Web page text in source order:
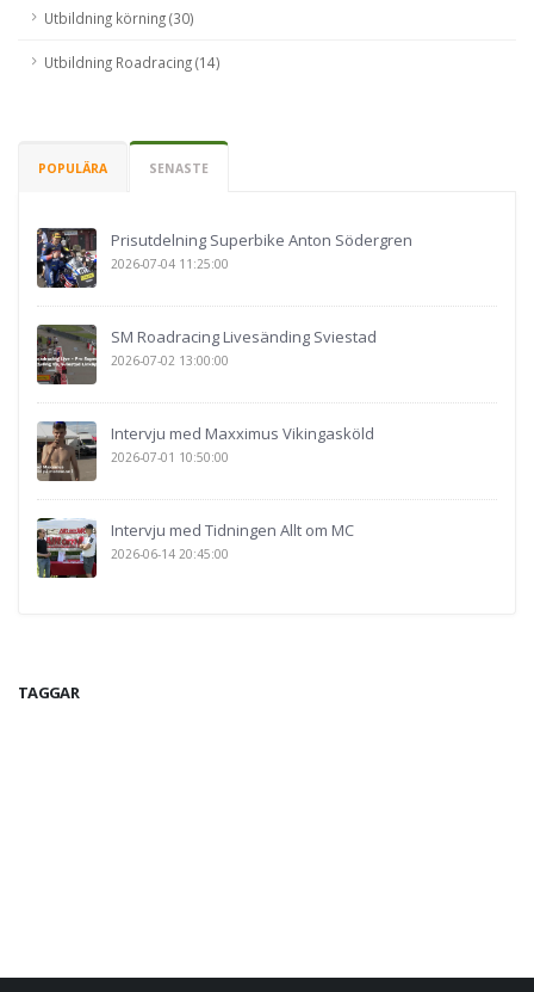
Utbildning körning (30)
Utbildning Roadracing (14)
POPULÄRA SENASTE
Prisutdelning Superbike Anton Södergren
2026-07-04 11:25:00
SM Roadracing Livesänding Sviestad
2026-07-02 13:00:00
Intervju med Maxximus Vikingasköld
2026-07-01 10:50:00
Intervju med Tidningen Allt om MC
2026-06-14 20:45:00
TAGGAR